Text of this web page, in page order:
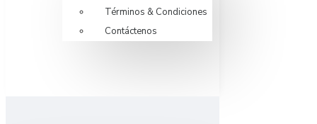
Términos & Condiciones
Contáctenos